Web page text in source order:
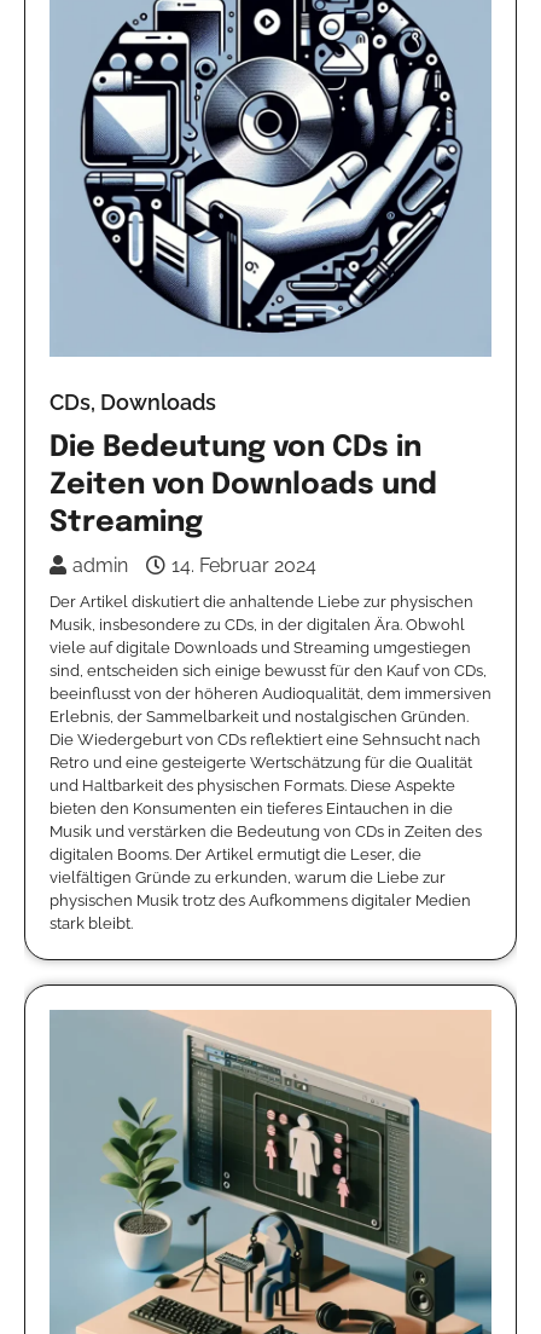
CDs, Downloads
Die Bedeutung von CDs in
Zeiten von Downloads und
Streaming
admin 14. Februar 2024
Der Artikel diskutiert die anhaltende Liebe zur physischen
Musik, insbesondere zu CDs, in der digitalen Ära. Obwohl
viele auf digitale Downloads und Streaming umgestiegen
sind, entscheiden sich einige bewusst für den Kauf von CDs,
beeinflusst von der höheren Audioqualität, dem immersiven
Erlebnis, der Sammelbarkeit und nostalgischen Gründen.
Die Wiedergeburt von CDs reflektiert eine Sehnsucht nach
Retro und eine gesteigerte Wertschätzung für die Qualität
und Haltbarkeit des physischen Formats. Diese Aspekte
bieten den Konsumenten ein tieferes Eintauchen in die
Musik und verstärken die Bedeutung von CDs in Zeiten des
digitalen Booms. Der Artikel ermutigt die Leser, die
vielfältigen Gründe zu erkunden, warum die Liebe zur
physischen Musik trotz des Aufkommens digitaler Medien
stark bleibt.